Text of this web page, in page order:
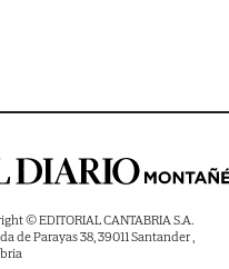
© EDITORIAL CANTABRIA S.A.
de Parayas 38, 39011 Santander ,